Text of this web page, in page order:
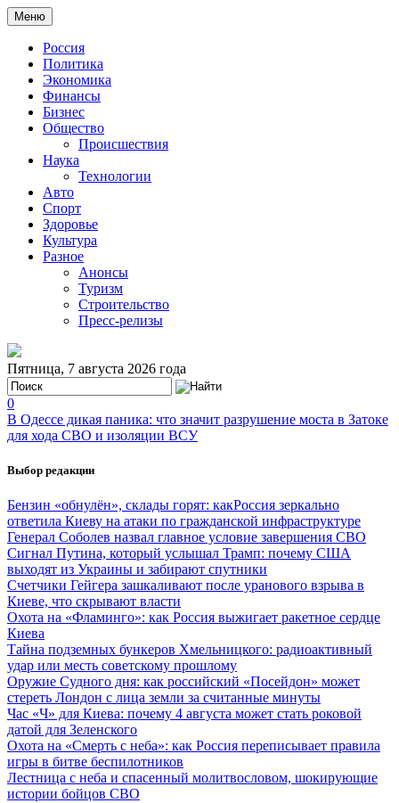
Меню
Россия
Политика
Экономика
Финансы
Бизнес
Общество
Происшествия
Наука
Технологии
Авто
Спорт
Здоровье
Культура
Разное
Анонсы
Туризм
Строительство
Пресс-релизы
Пятница, 7 августа 2026 года
0
В Одессе дикая паника: что значит разрушение моста в Затоке
для хода СВО и изоляции ВСУ
Выбор редакции
Бензин «обнулён», склады горят: какРоссия зеркально
ответила Киеву на атаки по гражданской инфраструктуре
Генерал Соболев назвал главное условие завершения СВО
Сигнал Путина, который услышал Трамп: почему США
выходят из Украины и забирают спутники
Счетчики Гейгера зашкаливают после уранового взрыва в
Киеве, что скрывают власти
Охота на «Фламинго»: как Россия выжигает ракетное сердце
Киева
Тайна подземных бункеров Хмельницкого: радиоактивный
удар или месть советскому прошлому
Оружие Судного дня: как российский «Посейдон» может
стереть Лондон с лица земли за считанные минуты
Час «Ч» для Киева: почему 4 августа может стать роковой
датой для Зеленского
Охота на «Смерть с неба»: как Россия переписывает правила
игры в битве беспилотников
Лестница с неба и спасенный молитвословом, шокирующие
истории бойцов СВО